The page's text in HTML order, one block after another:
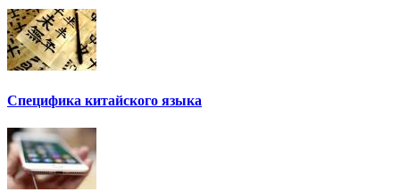
Специфика китайского языка